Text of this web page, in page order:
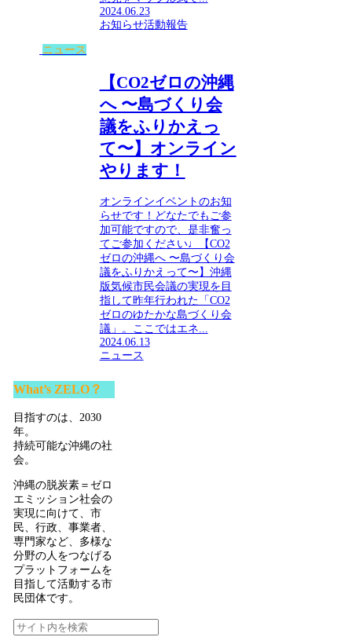
2024.06.23
お知らせ活動報告
ニュース
【CO2ゼロの沖縄
へ 〜島づくり会
議をふりかえっ
て〜】オンライン
やります！
オンラインイベントのお知
らせです！どなたでもご参
加可能ですので、是非奮っ
てご参加ください♩【CO2
ゼロの沖縄へ 〜島づくり会
議をふりかえって〜】沖縄
版気候市民会議の実現を目
指して昨年行われた「CO2
ゼロのゆたかな島づくり会
議」。ここではエネ...
2024.06.13
ニュース
What’s ZELO？
目指すのは、2030
年。
持続可能な沖縄の社
会。
沖縄の脱炭素＝ゼロ
エミッション社会の
実現に向けて、市
民、行政、事業者、
専門家など、多様な
分野の人をつなげる
プラットフォームを
目指して活動する市
民団体です。